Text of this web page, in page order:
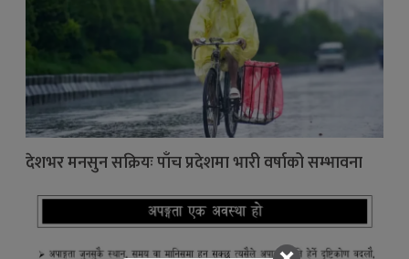
देशभर मनसुन सक्रियः पाँच प्रदेशमा भारी वर्षाको सम्भावना